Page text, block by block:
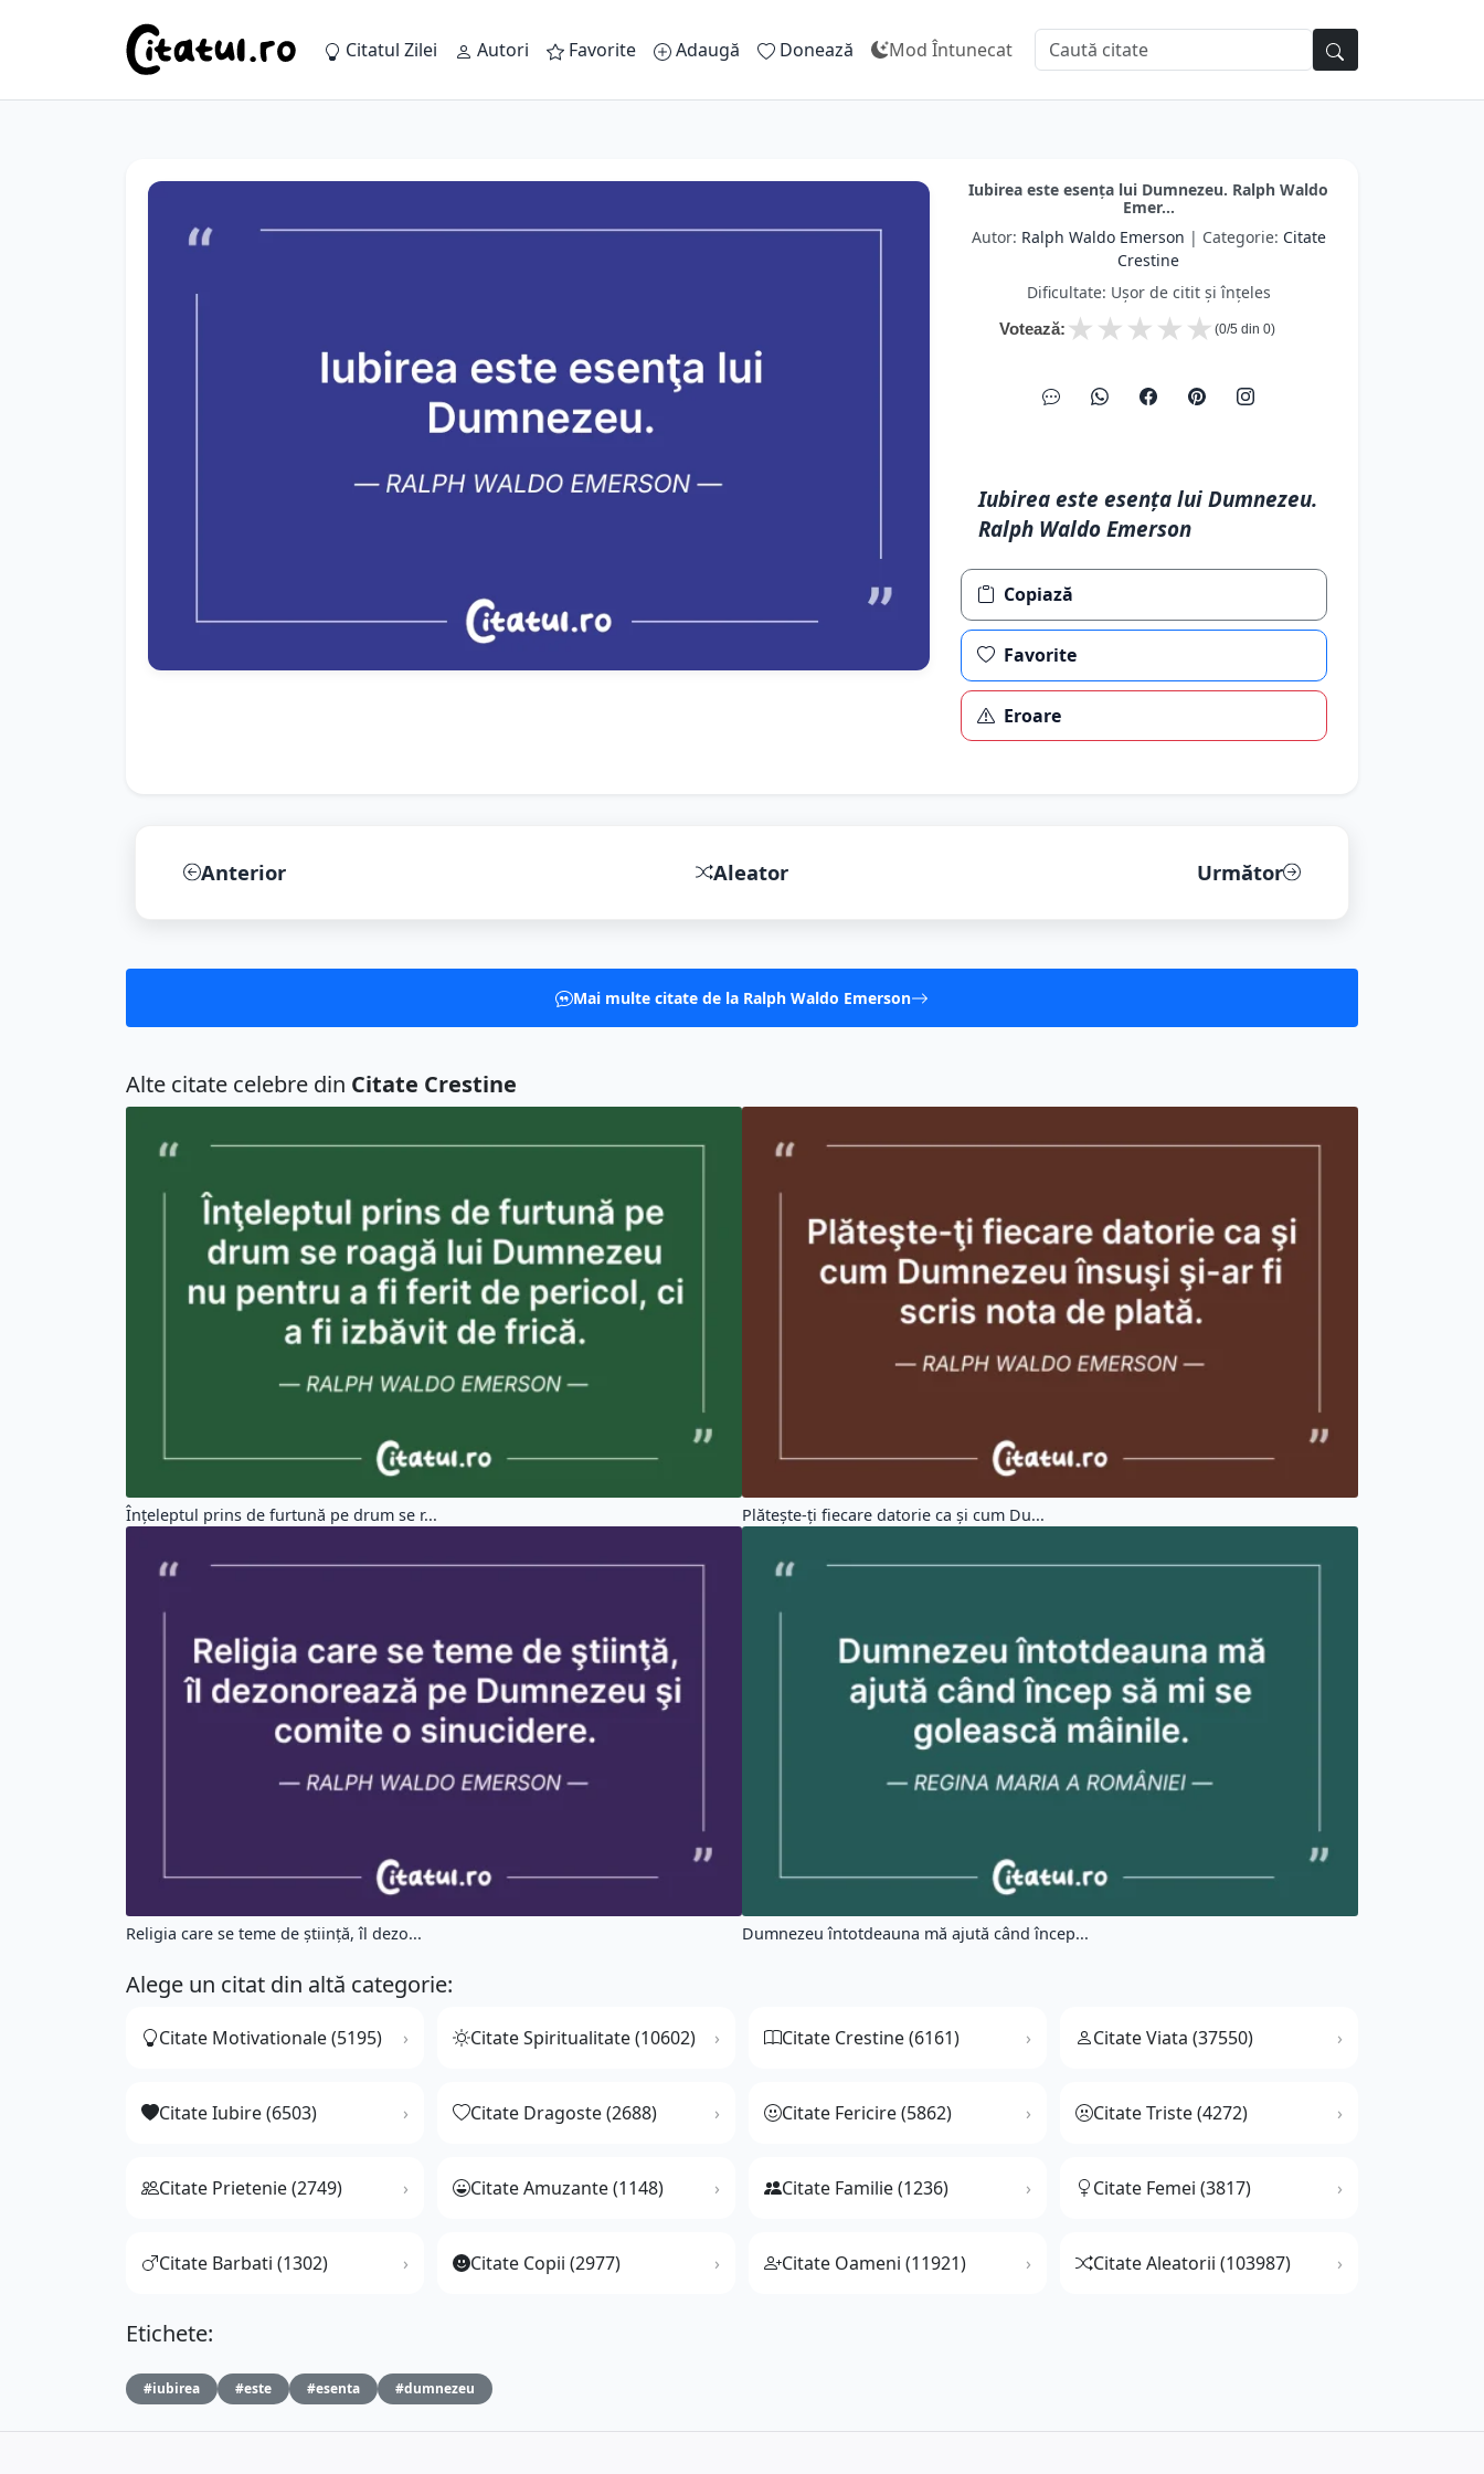
Citatul Zilei Autori Favorite Adaugă Donează Mod Întunecat
Iubirea este esenţa lui Dumnezeu. Ralph Waldo
Emer...
Autor: Ralph Waldo Emerson | Categorie: Citate
Crestine
Dificultate: Ușor de citit și înțeles
Votează: ★
★
★
★
★ (0/5 din 0)
Iubirea este esenţa lui Dumnezeu.
Ralph Waldo Emerson
Copiază
Favorite
Eroare
Anterior Aleator Următor
Mai multe citate de la Ralph Waldo Emerson
Alte citate celebre din Citate Crestine
Înţeleptul prins de furtună pe drum se r... Plăteşte-ţi fiecare datorie ca şi cum Du...
Religia care se teme de ştiinţă, îl dezo... Dumnezeu întotdeauna mă ajută când încep...
Alege un citat din altă categorie:
Citate Motivationale (5195) Citate Spiritualitate (10602) Citate Crestine (6161) Citate Viata (37550)
Citate Iubire (6503) Citate Dragoste (2688) Citate Fericire (5862) Citate Triste (4272)
Citate Prietenie (2749) Citate Amuzante (1148) Citate Familie (1236) Citate Femei (3817)
Citate Barbati (1302) Citate Copii (2977) Citate Oameni (11921) Citate Aleatorii (103987)
Etichete:
#iubirea #este #esenta #dumnezeu